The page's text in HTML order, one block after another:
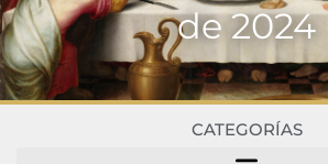
de 2024
CATEGORÍAS